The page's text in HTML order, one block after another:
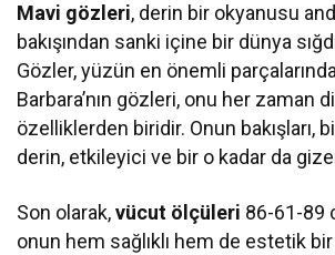
Mavi gözleri, derin bir okyanusu
bakışından sanki içine bir dünya
Gözler, yüzün en önemli
Barbara’nın gözleri, onu her zaman
özelliklerden biridir. Onun bakışları,
derin, etkileyici ve bir o kadar da
Son olarak,vücut ölçüleri 86-61-89
onun hem sağlıklı hem de estetik